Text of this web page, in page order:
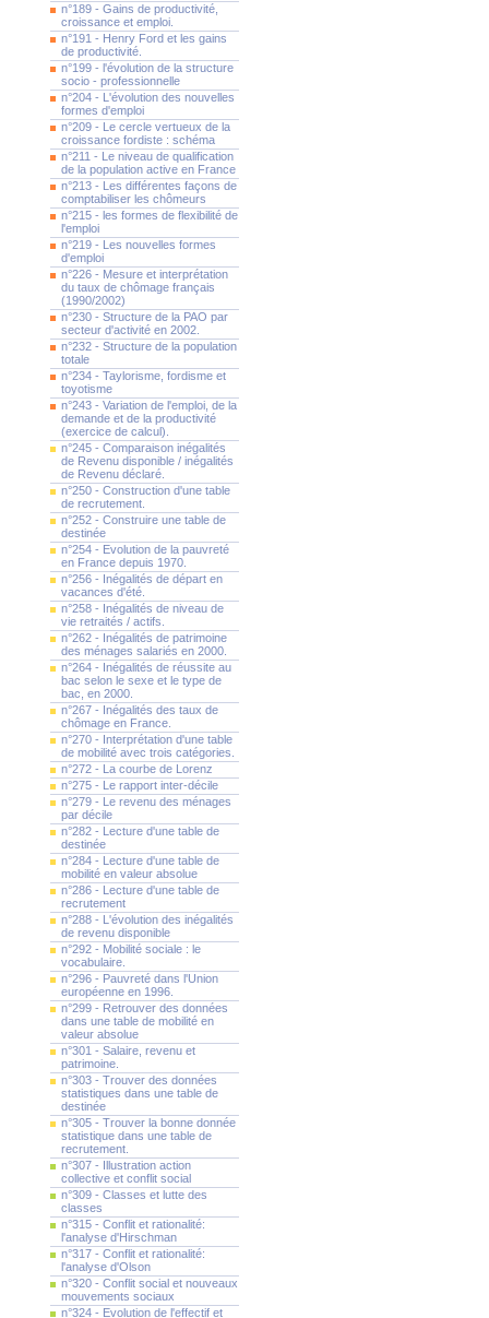
n°189 - Gains de productivité,
croissance et emploi.
n°191 - Henry Ford et les gains
de productivité.
n°199 - l'évolution de la structure
socio - professionnelle
n°204 - L'évolution des nouvelles
formes d'emploi
n°209 - Le cercle vertueux de la
croissance fordiste : schéma
n°211 - Le niveau de qualification
de la population active en France
n°213 - Les différentes façons de
comptabiliser les chômeurs
n°215 - les formes de flexibilité de
l'emploi
n°219 - Les nouvelles formes
d'emploi
n°226 - Mesure et interprétation
du taux de chômage français
(1990/2002)
n°230 - Structure de la PAO par
secteur d'activité en 2002.
n°232 - Structure de la population
totale
n°234 - Taylorisme, fordisme et
toyotisme
n°243 - Variation de l'emploi, de la
demande et de la productivité
(exercice de calcul).
n°245 - Comparaison inégalités
de Revenu disponible / inégalités
de Revenu déclaré.
n°250 - Construction d'une table
de recrutement.
n°252 - Construire une table de
destinée
n°254 - Evolution de la pauvreté
en France depuis 1970.
n°256 - Inégalités de départ en
vacances d'été.
n°258 - Inégalités de niveau de
vie retraités / actifs.
n°262 - Inégalités de patrimoine
des ménages salariés en 2000.
n°264 - Inégalités de réussite au
bac selon le sexe et le type de
bac, en 2000.
n°267 - Inégalités des taux de
chômage en France.
n°270 - Interprétation d'une table
de mobilité avec trois catégories.
n°272 - La courbe de Lorenz
n°275 - Le rapport inter-décile
n°279 - Le revenu des ménages
par décile
n°282 - Lecture d'une table de
destinée
n°284 - Lecture d'une table de
mobilité en valeur absolue
n°286 - Lecture d'une table de
recrutement
n°288 - L'évolution des inégalités
de revenu disponible
n°292 - Mobilité sociale : le
vocabulaire.
n°296 - Pauvreté dans l'Union
européenne en 1996.
n°299 - Retrouver des données
dans une table de mobilité en
valeur absolue
n°301 - Salaire, revenu et
patrimoine.
n°303 - Trouver des données
statistiques dans une table de
destinée
n°305 - Trouver la bonne donnée
statistique dans une table de
recrutement.
n°307 - Illustration action
collective et conflit social
n°309 - Classes et lutte des
classes
n°315 - Conflit et rationalité:
l'analyse d'Hirschman
n°317 - Conflit et rationalité:
l'analyse d'Olson
n°320 - Conflit social et nouveaux
mouvements sociaux
n°324 - Evolution de l'effectif et